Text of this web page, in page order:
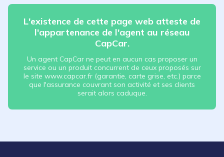
L'existence de cette page web atteste de
l'appartenance de l'agent au réseau
CapCar.
Un agent CapCar ne peut en aucun cas proposer un
service ou un produit concurrent de ceux proposés sur
le site www.capcar.fr (garantie, carte grise, etc.) parce
que l'assurance couvrant son activité et ses clients
serait alors caduque.